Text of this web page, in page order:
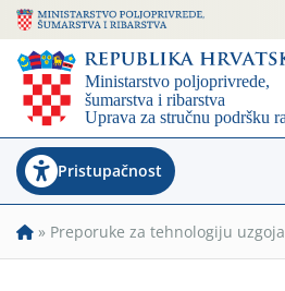
Pristupačnost
» Preporuke za tehnologiju uzgoja